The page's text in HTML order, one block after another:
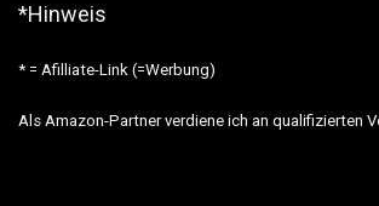
*Hinweis
* = Afilliate-Link (=Werbung)
Als Amazon-Partner verdiene ich an qualifizierten